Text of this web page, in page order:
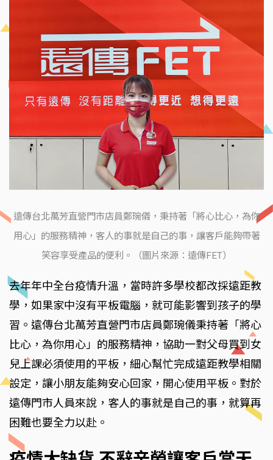
遠傳台北萬芳直營門市店員鄭琬儀，秉持著「將心比心，為你
用心」的服務精神，客人的事就是自己的事，讓客戶能夠帶著
笑容享受產品的便利。（圖片來源：遠傳FET）
去年年中全台疫情升溫，當時許多學校都改採遠距教
學，如果家中沒有平板電腦，就可能影響到孩子的學
習。遠傳台北萬芳直營門市店員鄭琬儀秉持著「將心
比心，為你用心」的服務精神，協助一對父母買到女
兒上課必須使用的平板，細心幫忙完成遠距教學相關
設定，讓小朋友能夠安心回家，開心使用平板。對於
遠傳門市人員來說，客人的事就是自己的事，就算再
困難也要全力以赴。